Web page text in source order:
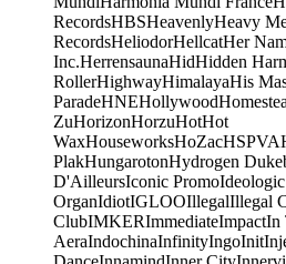
RecordsHBSHeavenlyHeavy
RecordsHeliodorHellcatHer
Inc.HerrensaunaHidHidden
RollerHighwayHimalayaHis
ParadeHNEHollywood
ZuHorizonHorzuHotHot
WaxHouseworksHoZacHSPVA
PlakHungarotonHydrogen
D'AilleursIconic PromoIdeologic
OrganIdiotIGLOOIllegalIllegal
ClubIMKERImmediateImpactIn
AeraIndochinaInfinityIngoInit